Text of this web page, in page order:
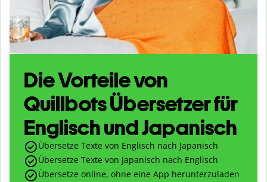
Die Vorteile von
Quillbots Übersetzer für
Englisch und Japanisch
Übersetze Texte von Englisch nach Japanisch
Übersetze Texte von Japanisch nach Englisch
Übersetze online, ohne eine App herunterzuladen